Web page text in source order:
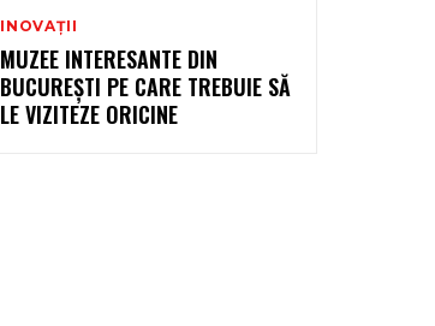
INOVAȚII
MUZEE INTERESANTE DIN
BUCUREȘTI PE CARE TREBUIE SĂ
LE VIZITEZE ORICINE